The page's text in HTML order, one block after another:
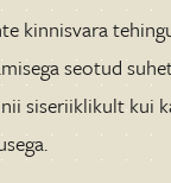
kinnisvara
seotud
siseriiklikult kui